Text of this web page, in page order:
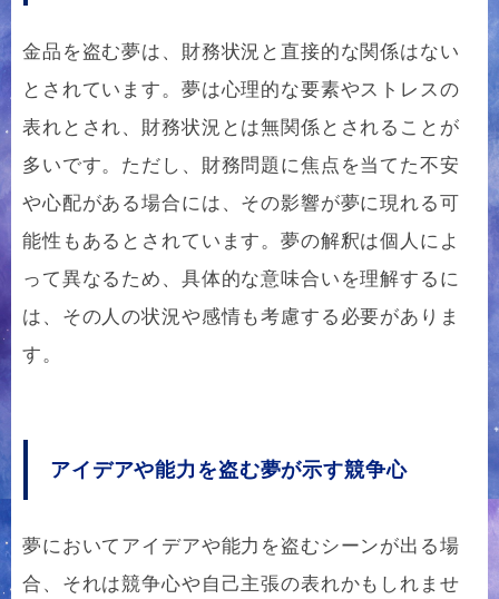
金品を盗む夢は、財務状況と直接的な関係はない
とされています。夢は心理的な要素やストレスの
表れとされ、財務状況とは無関係とされることが
多いです。ただし、財務問題に焦点を当てた不安
や心配がある場合には、その影響が夢に現れる可
能性もあるとされています。夢の解釈は個人によ
って異なるため、具体的な意味合いを理解するに
は、その人の状況や感情も考慮する必要がありま
す。
アイデアや能力を盗む夢が示す競争心
夢においてアイデアや能力を盗むシーンが出る場
合、それは競争心や自己主張の表れかもしれませ